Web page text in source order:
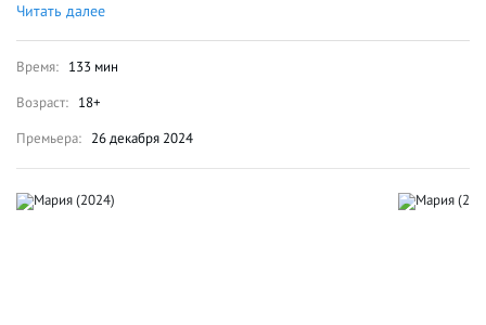
Читать далее
Время: 133 мин
Возраст: 18+
Премьера: 26 декабря 2024